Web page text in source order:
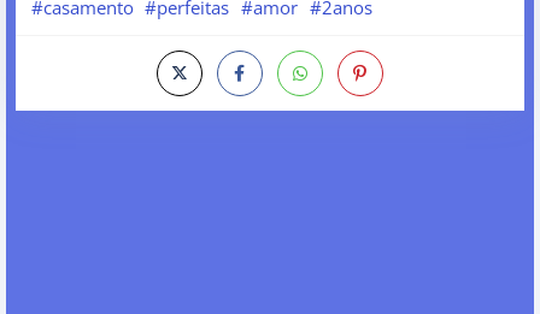
#casamento #perfeitas #amor #2anos